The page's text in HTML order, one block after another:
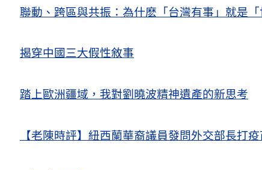
聯動、跨區與共振：為什麽「台灣有事」就是
揭穿中國三大假性敘事
踏上歐洲疆域，我對劉曉波精神遺產的新思考
【老陳時評】紐西蘭華裔議員發問外交部長打